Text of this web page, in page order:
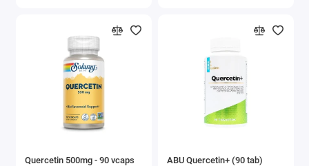
Quercetin 500mg - 90 vcaps
ABU Quercetin+ (90 tab)